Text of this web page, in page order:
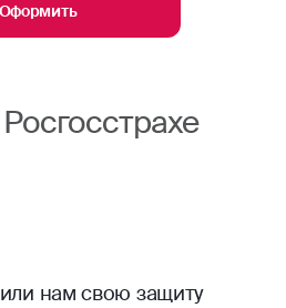
Оформить
нам свою защиту